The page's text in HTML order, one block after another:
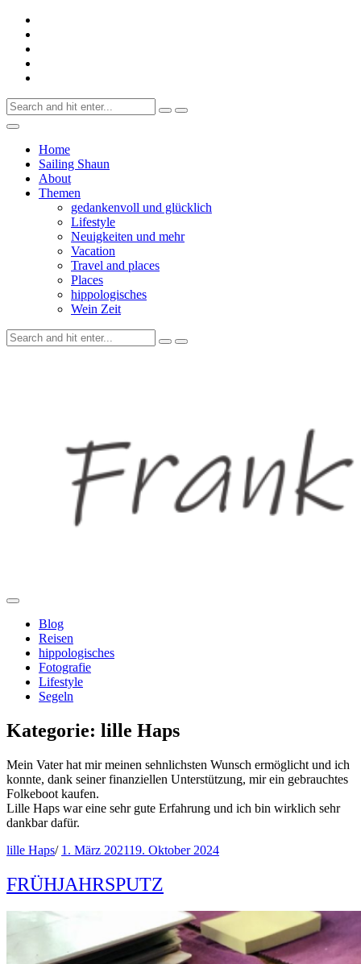
Skip
content
Search
for:
Home
Sailing Shaun
About
Themen
gedankenvoll und glücklich
Lifestyle
Neuigkeiten und mehr
Vacation
Travel and places
Places
hippologisches
Wein Zeit
Search
for:
Blog
Reisen
hippologisches
Fotografie
Lifestyle
Segeln
Kategorie: lille Haps
Mein Vater hat mir meinen sehnlichsten Wunsch ermöglicht und ich
konnte, dank seiner finanziellen Unterstützung, mir ein gebrauchtes
Folkeboot kaufen.
Lille Haps war eine sehr gute Erfahrung und ich bin wirklich sehr
dankbar dafür.
lille Haps/ 1. März 202119. Oktober 2024
FRÜHJAHRSPUTZ